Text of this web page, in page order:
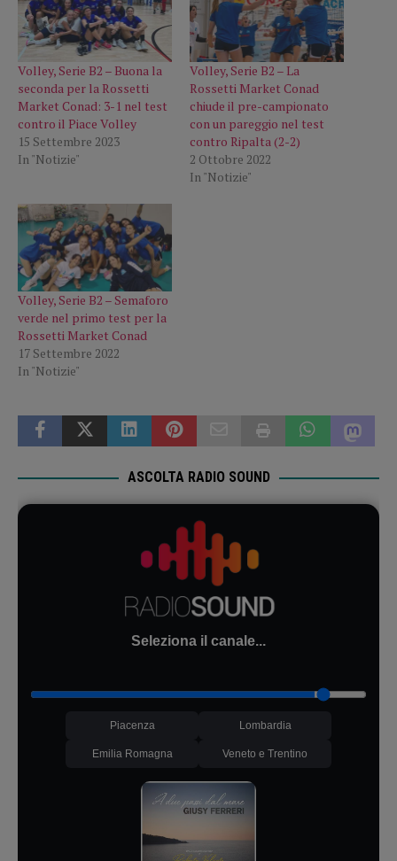
Volley, Serie B2 – Buona la
seconda per la Rossetti
Market Conad: 3-1 nel test
contro il Piace Volley
15 Settembre 2023
In "Notizie"
Volley, Serie B2 – La
Rossetti Market Conad
chiude il pre-campionato
con un pareggio nel test
contro Ripalta (2-2)
2 Ottobre 2022
In "Notizie"
Volley, Serie B2 – Semaforo
verde nel primo test per la
Rossetti Market Conad
17 Settembre 2022
In "Notizie"
ASCOLTA RADIO SOUND
Seleziona il canale...
Piacenza Lombardia
Emilia Romagna Veneto e Trentino